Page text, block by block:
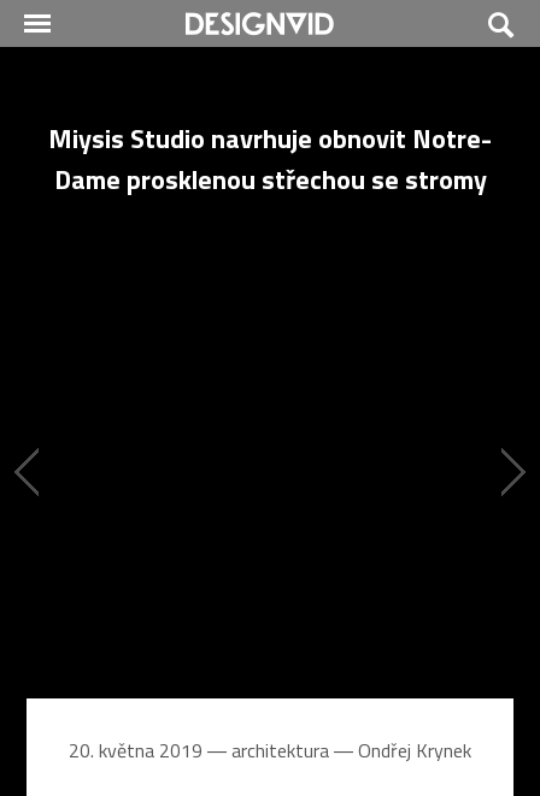
Miysis Studio navrhuje obnovit Notre-
Dame prosklenou střechou se stromy
20. května 2019 ― architektura ―Ondřej Krynek